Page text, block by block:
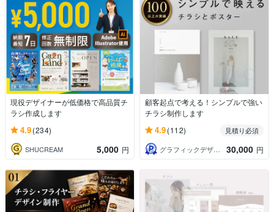
現役デザイナーが低価格で高品質チ
ラシ作成します
4.9(234)
SHUCREAM 5,000 円
顧客起点で考える！シンプルで強い
チラシ制作します
4.9(112)
見積り必須
グラフィックデザイナー コウノ
30,000 円